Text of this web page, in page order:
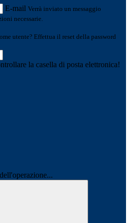
E-mail Verrà inviato un messaggio
necessarie.
utente? Effettua il reset della password
la casella di posta elettronica!